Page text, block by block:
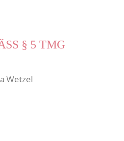
§ 5 TMG
Wetzel